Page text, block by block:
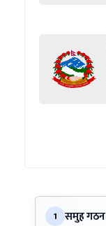
1 समुह गठन